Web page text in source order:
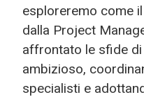
esploreremo come
dalla Project
affrontato le sfide
ambizioso,
specialisti e